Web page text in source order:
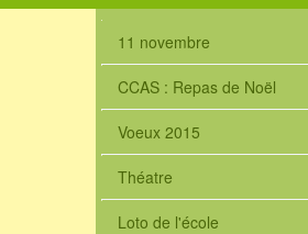
11 novembre
CCAS : Repas de Noël
Voeux 2015
Théatre
Loto de l'école